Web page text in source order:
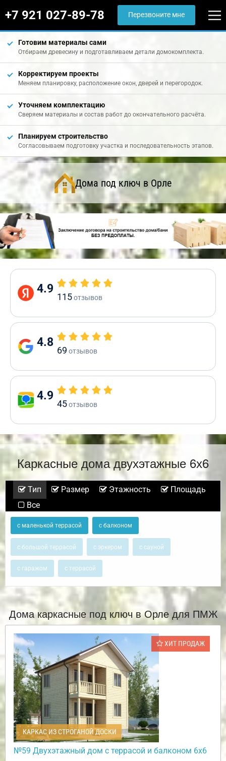
+7 921 027-89-78 Перезвоните мне
Готовим материалы сами
Отбираем древесину и подготавливаем детали домокомплекта.
Корректируем проекты
Меняем планировку, расположение окон, дверей и перегородок.
Уточняем комплектацию
Сверяем материалы и состав работ до окончательного расчёта.
Планируем строительство
Согласовываем подготовку участка и последовательность этапов.
Дома под ключ в Орле
4.9
115отзывов
4.8
69 отзывов
4.9
45отзывов
Каркасные дома двухэтажные 6х6
Тип Размер Этажность
Площадь
Все
с маленькой террасой с балконом
с большой террасой с эркером с сауной
с гаражом с террасой
Дома каркасные под ключ в Орле для ПМЖ
ХИТ ПРОДАЖ
КАРКАС ИЗ СТРОГАНОЙ ДОСКИ
№59 Двухэтажный дом с террасой и балконом 6х6